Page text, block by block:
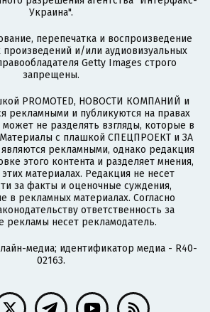
Украина".
перепечатка и воспроизведение
и/или аудиовизуальных
Getty Images строго
запрещены.
PROMOTED, НОВОСТИ КОМПАНИЙ и
рекламными и публикуются на правах
не разделять взгляды, которые в
Материалы с плашкой СПЕЦПРОЕКТ и ЗА
рекламными, однако редакция
этого контента и разделяет мнения,
материалах. Редакция не несет
за факты и оценочные суждения,
в рекламных материалах. Согласно
ответственность за
рекламы несет рекламодатель.
медиа; идентификатор медиа - R40-
02163.